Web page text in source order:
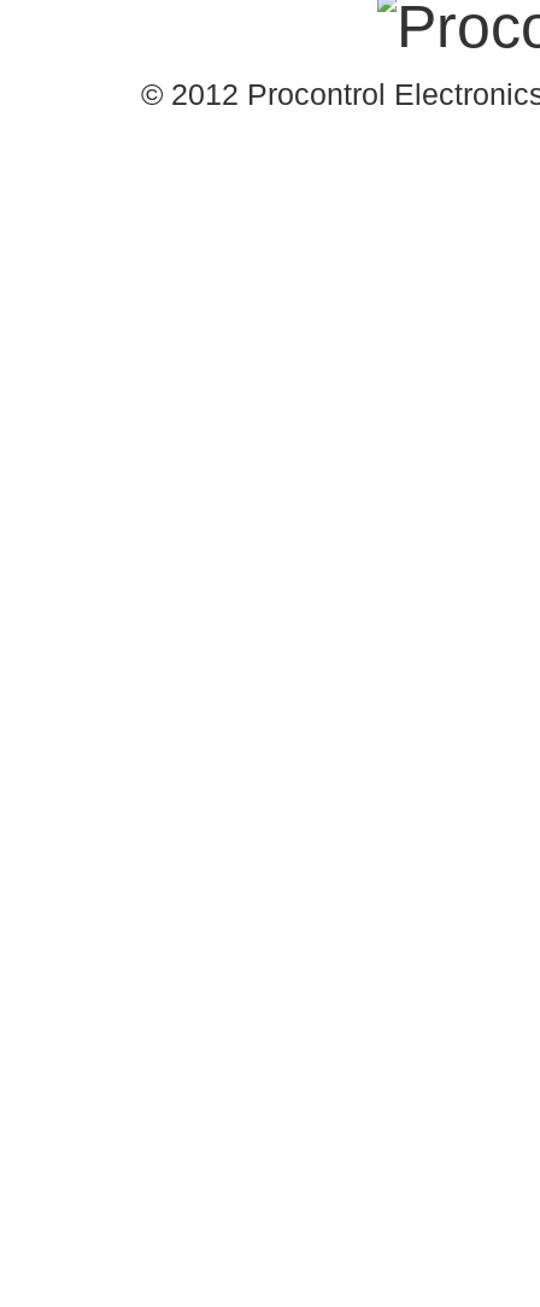
© 2012 Procontrol